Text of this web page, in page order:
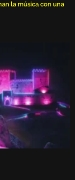
la música con una